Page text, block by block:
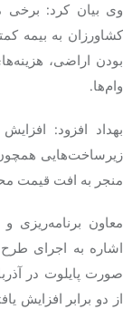
وی بیان کرد:
کشاورزان به بیمه
بودن اراضی،
وام‌ها.
بهداد افزود:
زیرساخت‌هایی همچون
منجر به افت قیمت
معاون برنامه‌ریزی
صورت پایلوت در
از دو برابر افزایش